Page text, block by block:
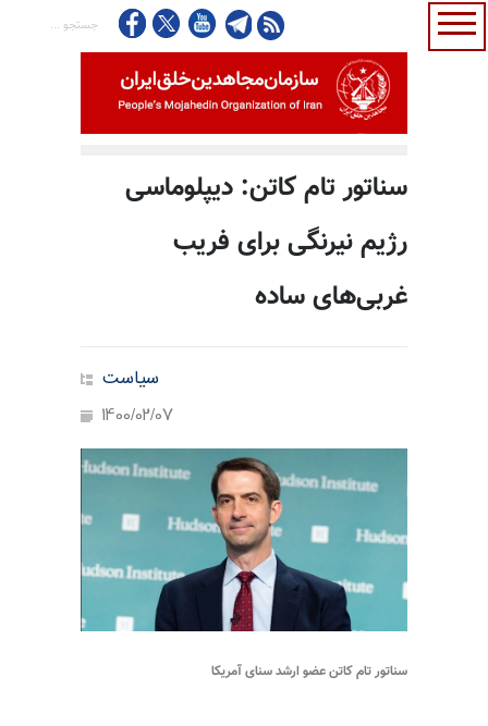
سناتور تام کاتن: دیپلوماسی
رژیم نیرنگی برای فریب
غربی‌های ساده
سیاست
1400/02/07
سناتور تام کاتن عضو ارشد سنای آمریکا